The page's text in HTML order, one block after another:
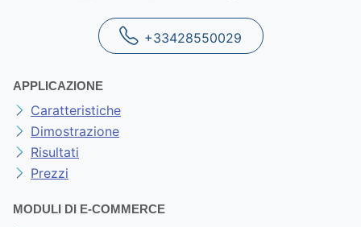
+33428550029
APPLICAZIONE
Caratteristiche
Dimostrazione
Risultati
Prezzi
MODULI DI E-COMMERCE